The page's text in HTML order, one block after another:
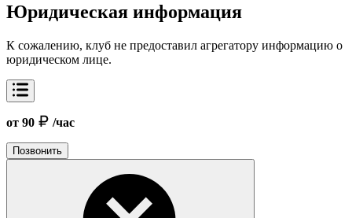
Юридическая информация
К сожалению, клуб не предоставил агрегатору информацию о
юридическом лице.
от 90 /час
Позвонить